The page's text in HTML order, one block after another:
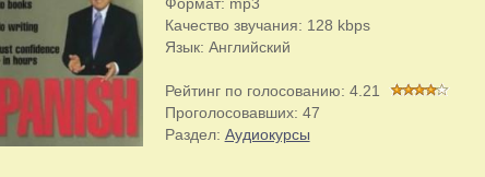
Качество звучания: 128 kbps
Язык: Английский
Рейтинг по голосованию: 4.21
Проголосовавших: 47
Раздел: Аудиокурсы